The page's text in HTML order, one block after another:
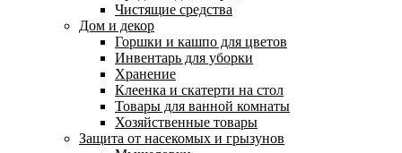
Чистящие средства
Дом и декор
Горшки и кашпо для цветов
Инвентарь для уборки
Хранение
Клеенка и скатерти на стол
Товары для ванной комнаты
Хозяйственные товары
Защита от насекомых и грызунов